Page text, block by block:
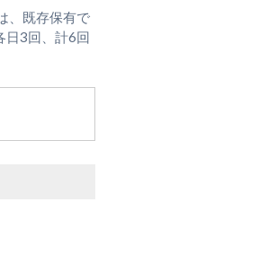
、既存保有で
日3回、計6回